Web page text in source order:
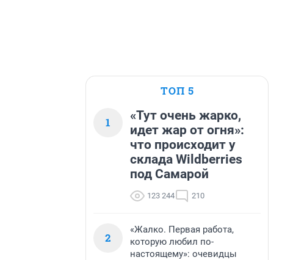
ТОП 5
1
«Тут очень жарко,
идет жар от огня»:
что происходит у
склада Wildberries
под Самарой
123 244 210
2
«Жалко. Первая работа,
которую любил по-
настоящему»: очевидцы